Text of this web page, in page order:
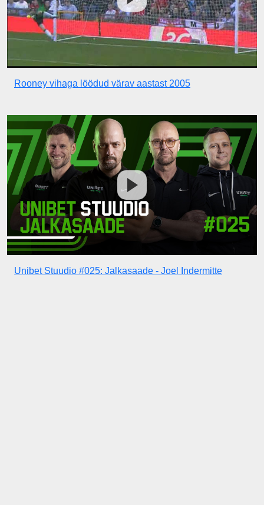
Rooney vihaga löödud värav aastast 2005
Unibet Stuudio #025: Jalkasaade - Joel Indermitte